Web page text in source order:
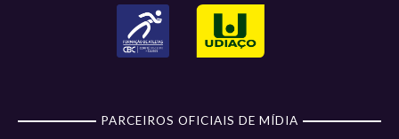
PARCEIROS OFICIAIS DE MÍDIA